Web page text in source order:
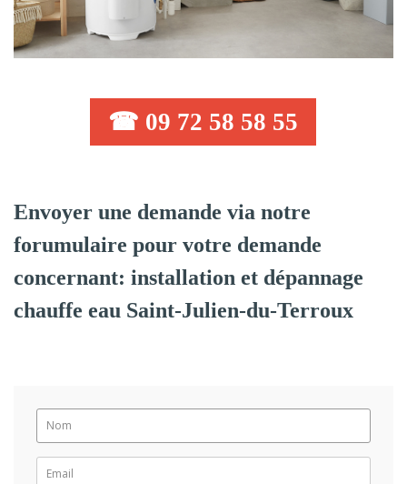
☎ 09 72 58 58 55
Envoyer une demande via notre
forumulaire pour votre demande
concernant: installation et dépannage
chauffe eau Saint-Julien-du-Terroux